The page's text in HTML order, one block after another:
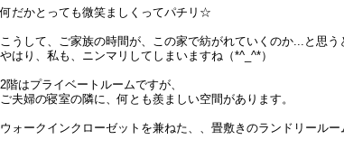
何だかとっても微笑ましくってパチリ☆
こうして、ご家族の時間が、この家で紡がれていくのか...と思う
やはり、私も、ニンマリしてしまいますね（*^_^*）
2階はプライベートルームですが、
ご夫婦の寝室の隣に、何とも羨ましい空間があります。
ウォークインクローゼットを兼ねた、、畳敷きのランドリールー